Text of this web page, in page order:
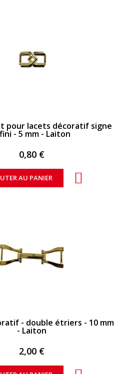
pour lacets décoratif signe
- 5 mm - Laiton
0,80 €
AU PANIER
- double étriers - 10 mm
- Laiton
2,00 €